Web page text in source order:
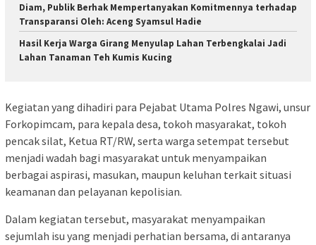
Diam, Publik Berhak Mempertanyakan Komitmennya terhadap
Transparansi Oleh: Aceng Syamsul Hadie
Hasil Kerja Warga Girang Menyulap Lahan Terbengkalai Jadi
Lahan Tanaman Teh Kumis Kucing
Kegiatan yang dihadiri para Pejabat Utama Polres Ngawi, unsur
Forkopimcam, para kepala desa, tokoh masyarakat, tokoh
pencak silat, Ketua RT/RW, serta warga setempat tersebut
menjadi wadah bagi masyarakat untuk menyampaikan
berbagai aspirasi, masukan, maupun keluhan terkait situasi
keamanan dan pelayanan kepolisian.
Dalam kegiatan tersebut, masyarakat menyampaikan
sejumlah isu yang menjadi perhatian bersama, di antaranya